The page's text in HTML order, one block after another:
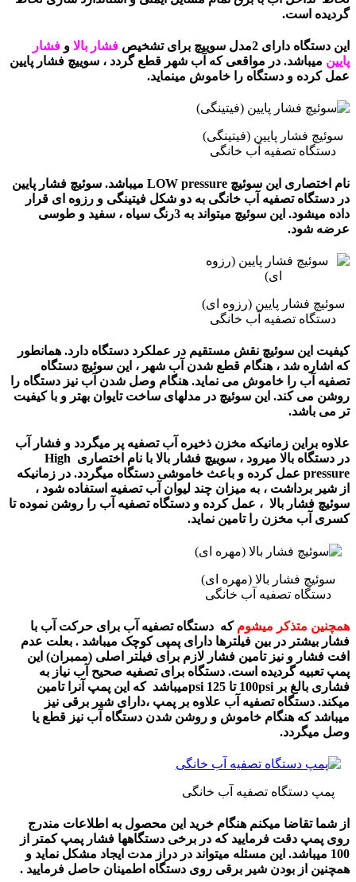
گردیده است.
این دستگاه دارای 2مدل سوییچ برای تشخیص فشار بالا و فشار
پایین میباشد. در مواقعی که آب شهر قطع گردد ، سوییچ فشار پایین
عمل کرده و دستگاه را خاموش مینماید.
سوئیچ فشار پایین (فیتینگی)
دستگاه تصفیه آب خانگی
نام اختصاری این سوئیچ LOW pressure میباشد. سوئیچ فشار پایین
در دستگاه تصفیه آب خانگی به دو شکل فیتینگی و رزوه ای قرار
داده میشود. این سوئیچ میتواند به 3رنگ سیاه ، سفید و طوسی
عرضه شود.
سوئیچ فشار پایین (رزوه ای)
دستگاه تصفیه آب خانگی
کیفیت این سوئیچ نقش مستقیم در عملکرد دستگاه دارد. همانطور
که اشاره شد ، هنگام قطع شدن آب شهر ، این سوئیچ دستگاه
تصفیه آب را خاموش می نماید. هنگام وصل شدن آب نیز دستگاه را
روشن می کند. این سوئیچ در مدلهای ساخت تایوان بهتر و با کیفیت
تر می باشد.
علاوه براین زمانیکه مخزن ذخیره آب تصفیه پر میگردد و فشار آب
در دستگاه بالا میرود ، سوییچ فشار بالا با نام اختصاری High
pressure عمل کرده و باعث خاموشی دستگاه میگردد. در زمانیکه
از شیر برداشت ، به میزان چند لیوان آب تصفیه استفاده شود ،
سوئیچ فشار بالا ، عمل کرده و دستگاه تصفیه آب را روشن نموده تا
کسری آب مخزن را تامین نماید.
سوئیچ فشار بالا (مهره ای)
دستگاه تصفیه آب خانگی
همچنین متذکر میشوم که دستگاه تصفیه آب برای حرکت آب با
فشار بیشتر در بین فیلترها دارای پمپی کوچک میباشد . بعلت عدم
افت فشار و نیز تامین فشار لازم برای فیلتر اصلی (ممبران) این
پمپ تعبیه گردیده است. دستگاه برای تصفیه صحیح آب نیاز به
فشاری بالغ بر 100psi تا 125 psiمیباشد که این پمپ آنرا تامین
میکند. دستگاه تصفیه آب علاوه بر پمپ ،دارای شیر برقی نیز
میباشد که هنگام خاموش و روشن شدن دستگاه آب نیز قطع یا
وصل میگردد.
پمپ دستگاه تصفیه آب خانگی
از شما تقاضا میکنم هنگام خرید این محصول به اطلاعات مندرج
روی پمپ دقت فرمایید که در برخی دستگاهها فشار پمپ کمتر از
100 میباشد. این مسئله میتواند در دراز مدت ایجاد مشکل نماید و
همچنین از بودن شیر برقی روی دستگاه اطمینان حاصل فرمایید .